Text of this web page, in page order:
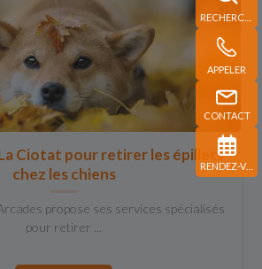
APPELER
CONTACT
RENDEZ-VOUS
Ciotat pour retirer les épillets
chez les chiens
propose ses services spécialisés
pour retirer ...